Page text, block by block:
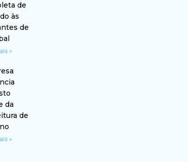
de
às
de
»
da
de
»